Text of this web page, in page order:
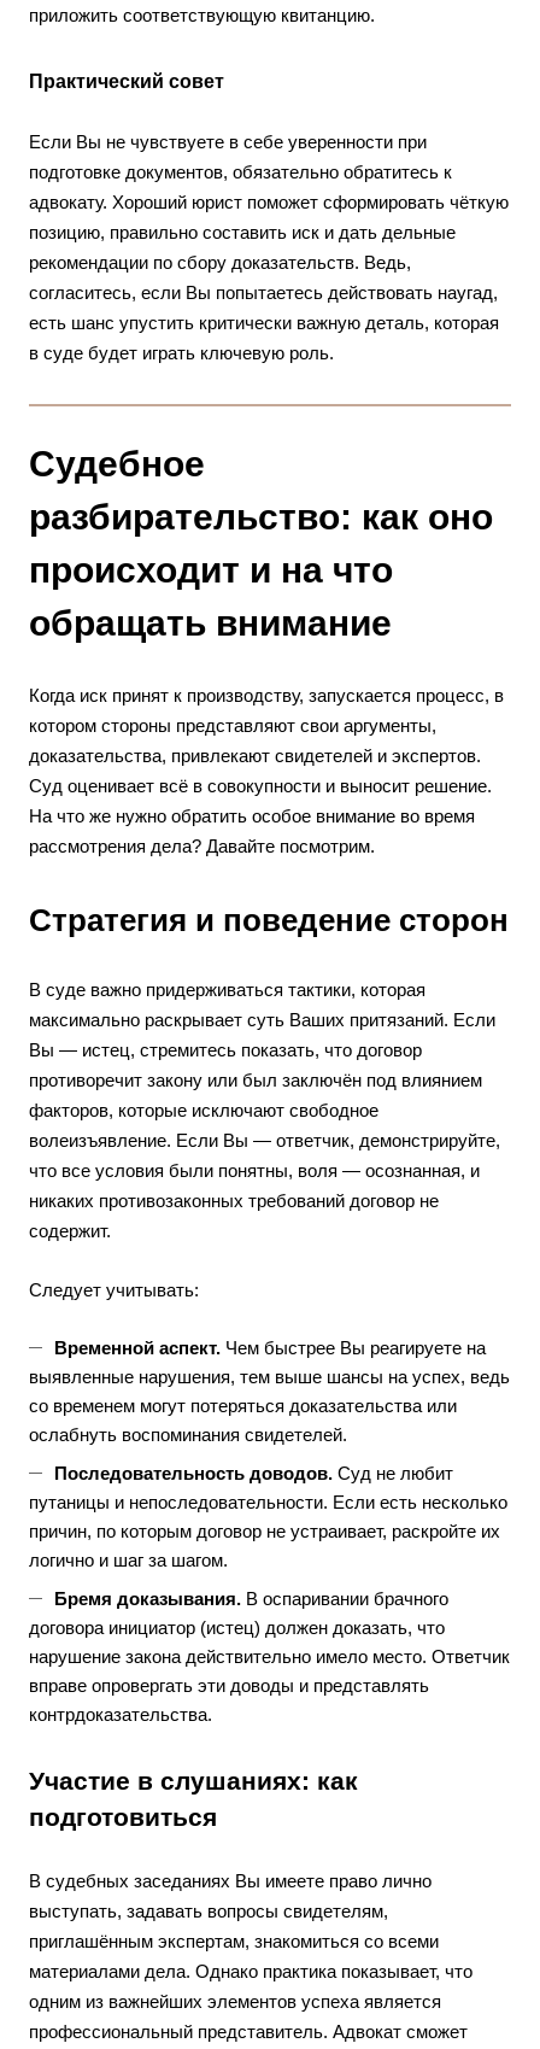
приложить соответствующую квитанцию.
Практический совет
Если Вы не чувствуете в себе уверенности при
подготовке документов, обязательно обратитесь к
адвокату. Хороший юрист поможет сформировать чёткую
позицию, правильно составить иск и дать дельные
рекомендации по сбору доказательств. Ведь,
согласитесь, если Вы попытаетесь действовать наугад,
есть шанс упустить критически важную деталь, которая
в суде будет играть ключевую роль.
Судебное
разбирательство: как оно
происходит и на что
обращать внимание
Когда иск принят к производству, запускается процесс, в
котором стороны представляют свои аргументы,
доказательства, привлекают свидетелей и экспертов.
Суд оценивает всё в совокупности и выносит решение.
На что же нужно обратить особое внимание во время
рассмотрения дела? Давайте посмотрим.
Стратегия и поведение сторон
В суде важно придерживаться тактики, которая
максимально раскрывает суть Ваших притязаний. Если
Вы — истец, стремитесь показать, что договор
противоречит закону или был заключён под влиянием
факторов, которые исключают свободное
волеизъявление. Если Вы — ответчик, демонстрируйте,
что все условия были понятны, воля — осознанная, и
никаких противозаконных требований договор не
содержит.
Следует учитывать:
Временной аспект. Чем быстрее Вы реагируете на
выявленные нарушения, тем выше шансы на успех, ведь
со временем могут потеряться доказательства или
ослабнуть воспоминания свидетелей.
Последовательность доводов. Суд не любит
путаницы и непоследовательности. Если есть несколько
причин, по которым договор не устраивает, раскройте их
логично и шаг за шагом.
Бремя доказывания. В оспаривании брачного
договора инициатор (истец) должен доказать, что
нарушение закона действительно имело место. Ответчик
вправе опровергать эти доводы и представлять
контрдоказательства.
Участие в слушаниях: как
подготовиться
В судебных заседаниях Вы имеете право лично
выступать, задавать вопросы свидетелям,
приглашённым экспертам, знакомиться со всеми
материалами дела. Однако практика показывает, что
одним из важнейших элементов успеха является
профессиональный представитель. Адвокат сможет